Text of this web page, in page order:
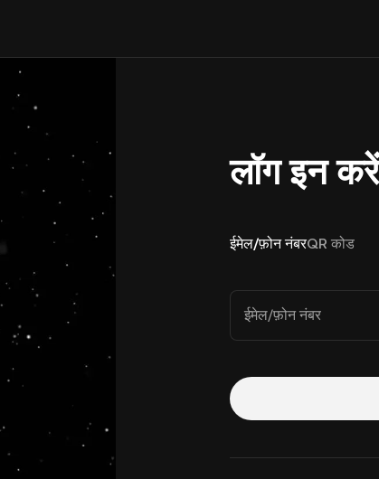
लॉग इन करें
ईमेल/फ़ोन नंबरQR कोड
ईमेल/फ़ोन नंबर